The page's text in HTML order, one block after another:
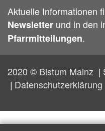
Aktuelle Informationen
Newsletter und in den
Pfarrmitteilungen.
2020 © Bistum Mainz
Datenschutzerklärung